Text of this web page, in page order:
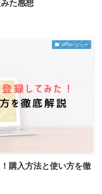
た感想
VPNレビュー
購入方法と使い方を徹